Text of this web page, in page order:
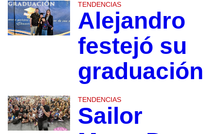
TENDENCIAS
Alejandro
festejó su
graduación
TENDENCIAS
Sailor